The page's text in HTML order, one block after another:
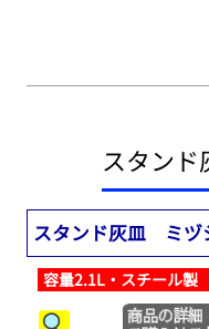
スタンド
スタンド灰皿 ミ
容量2.1L・スチール製